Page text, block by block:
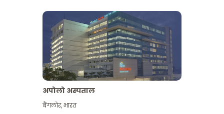
अपोलो अस्पताल
बैंगलोर,भारत